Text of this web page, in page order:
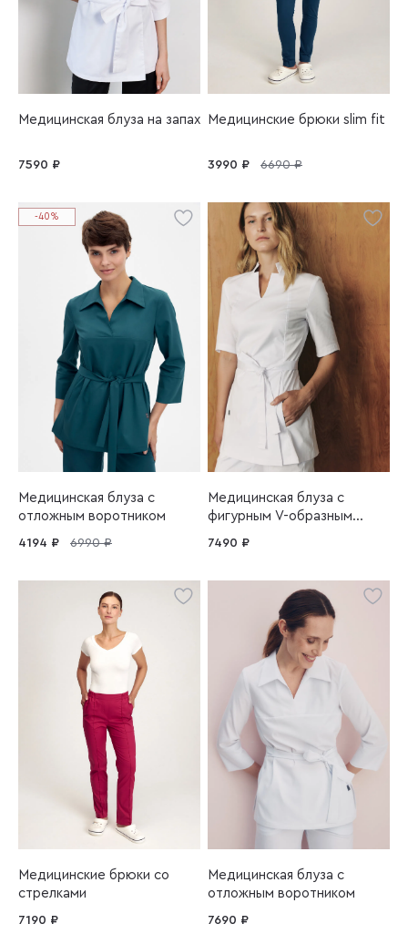
Медицинская блуза на запах
7590 ₽
Медицинские брюки slim fit
3990 ₽ 6690 ₽
Медицинская блуза с
отложным воротником
-40%
4194 ₽ 6990 ₽
Медицинская блуза с
фигурным V-образным
7490 ₽
Медицинские брюки со
стрелками
7190 ₽
Медицинская блуза с
отложным воротником
7690 ₽